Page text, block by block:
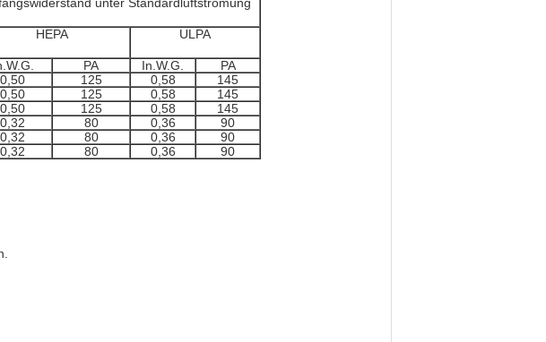
HEPA ULPA
PA In.W.G.
PA
0,50 125 0,58
145
0,50 125 0,58
145
0,50 125 0,58
145
0,32 80 0,36
90
0,32 80 0,36
90
0,32 80 0,36
90